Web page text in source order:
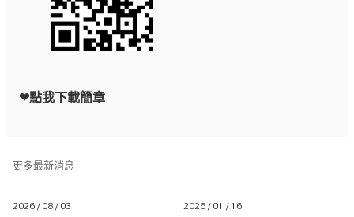
❤點我下載簡章
更多最新消息
2026 / 08 / 03 2026 / 01 / 16